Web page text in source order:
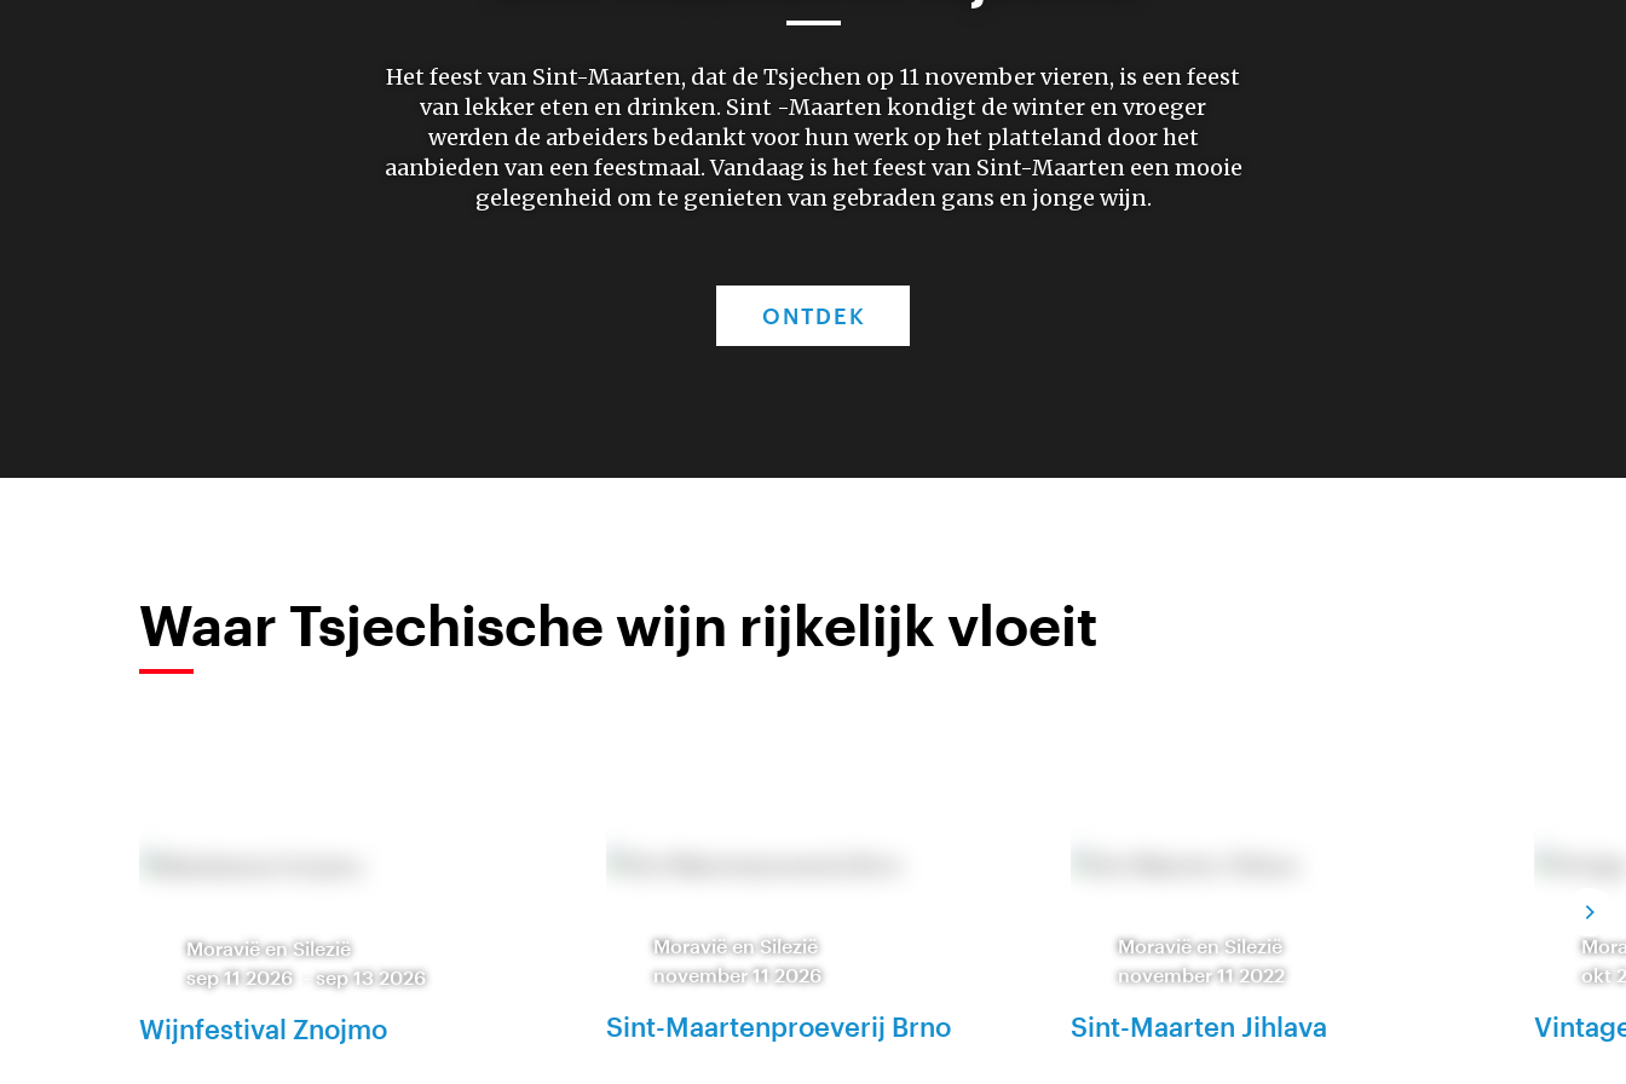
Het feest van Sint-Maarten, dat de Tsjechen op 11 november vieren, is een feest
van lekker eten en drinken. Sint -Maarten kondigt de winter en vroeger
werden de arbeiders bedankt voor hun werk op het platteland door het
aanbieden van een feestmaal. Vandaag is het feest van Sint-Maarten een mooie
gelegenheid om te genieten van gebraden gans en jonge wijn.
ONTDEK
Waar Tsjechische wijn rijkelijk vloeit
Moravië en Silezië
sep 11 2026
-sep 13 2026
Wijnfestival Znojmo
Moravië en Silezië
november 11 2026
Sint-Maartenproeverij Brno
Moravië en Silezië
november 11 2022
Sint-Maarten Jihlava
okt